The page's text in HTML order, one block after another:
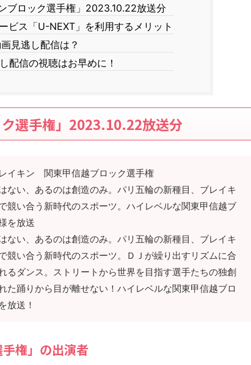
ブロック選手権」2023.10.22放送分
ビス「U-NEXT」を利用するメリット
見逃し配信は？
配信の視聴はお早めに！
ク選手権」2023.10.22放送分
イキン 関東甲信越ブロック選手権
ない、あるのは創造のみ。パリ五輪の新種目、ブレイキ
競い合う新時代のスポーツ。ハイレベルな関東甲信越ブ
を放送
ない、あるのは創造のみ。パリ五輪の新種目、ブレイキ
競い合う新時代のスポーツ。ＤＪが繰り出すリズムに合
るダンス。ストリートから世界を目指す選手たちの独創
た踊りから目が離せない！ハイレベルな関東甲信越ブロ
放送！
手権」の出演者